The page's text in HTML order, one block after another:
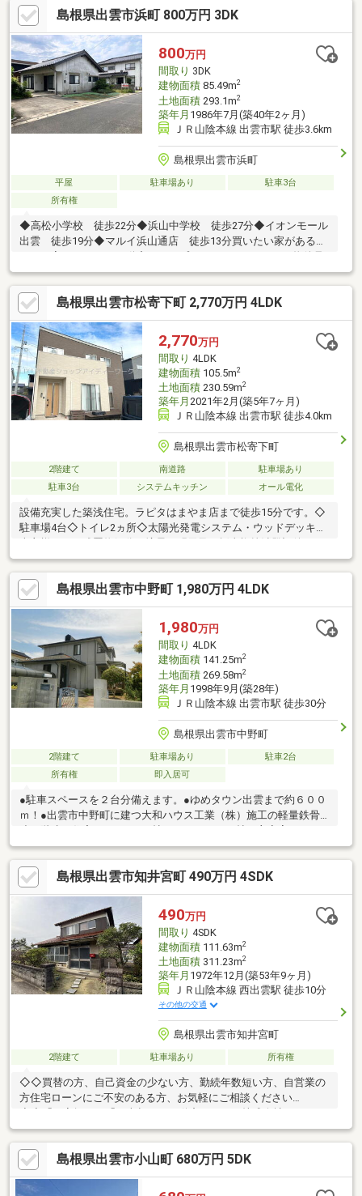
です。・給湯器動作確認はしていません。・農地付き。売主にて
農地法第3条許可取得後引渡し
島根県出雲市浜町 800万円 3DK
800万円
間取り 3DK
建物面積85.49m2
土地面積293.1m2
築年月 1986年7月(築40年2ヶ月)
ＪＲ山陰本線 出雲市駅 徒歩3.6km
島根県出雲市浜町
平屋 駐車場あり
駐車3台
所有権
◆高松小学校 徒歩22分◆浜山中学校 徒歩27分◆イオンモール
出雲 徒歩19分◆マルイ浜山通店 徒歩13分買いたい家がある住
学のご希望はお気軽にお申し付けください！ TEL：0853-31-
8980━━━━━━━━■■■
島根県出雲市松寄下町 2,770万円 4LDK
2,770万円
間取り 4LDK
建物面積105.5m2
土地面積230.59m2
築年月 2021年2月(築5年7ヶ月)
ＪＲ山陰本線 出雲市駅 徒歩4.0km
島根県出雲市松寄下町
2階建て 南道路
駐車場あり
駐車3台
システムキッチン オール電化
設備充実した築浅住宅。ラピタはまやま店まで徒歩15分です。◇
駐車場4台◇トイレ2ヵ所◇太陽光発電システム・ウッドデッキ◇
引渡しです買いたい家がある住みたい家にするLIXIL不動産ショッ
プ■■■━━━━━━━━物件見学のご希望はお気軽にお申し付け
ください！ TEL：0853-31-8980━━━━━━━━■■■
島根県出雲市中野町 1,980万円 4LDK
1,980万円
間取り 4LDK
建物面積141.25m2
土地面積269.58m2
築年月 1998年9月(築28年)
ＪＲ山陰本線 出雲市駅 徒歩30分
島根県出雲市中野町
2階建て 駐車場あり
駐車2台
所有権
即入居可
●駐車スペースを２台分備えます。●ゆめタウン出雲まで約６００
ｍ！●出雲市中野町に建つ大和ハウス工業（株）施工の軽量鉄骨
２５坪のユニットバスを備えます。●駐車スペースはカーポート
付きで２台確保！道路との高低差も少なく駐車がしやすくなって
います。■接道状況：（公道）西側・幅員約５．２５ｍ【設備】
飲用水：公営水道排水：公共下水道電気：中国電力（他の小売電
気事業者の選択も可能です）ガス：集中プロパンガス※図面と現
況が異なる場合は現況を優先します。※間取図は実際とは多少異
なる場合があります。
島根県出雲市知井宮町 490万円 4SDK
490万円
間取り 4SDK
建物面積111.63m2
土地面積311.23m2
築年月 1972年12月(築53年9ヶ月)
ＪＲ山陰本線 西出雲駅 徒歩10分
その他の交通
島根県出雲市知井宮町
2階建て 駐車場あり 所有権
◇◇買替の方、自己資金の少ない方、勤続年数短い方、自営業の
方住宅ローンにご不安のある方、お気軽にご相談ください
せ下さい！TEL:0852-67-1790Mail:info@f-systm.co.jp
島根県出雲市小山町 680万円 5DK